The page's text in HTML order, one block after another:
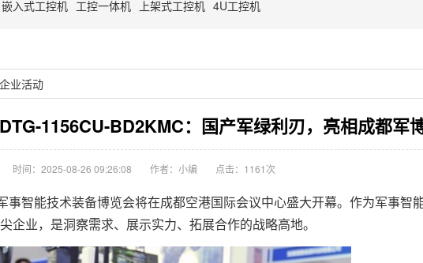
嵌入式工控机 工控一体机 上架式工控机 4U工控机
企业活动
1156CU-BD2KMC：国产军绿利刃，亮相成都军博
时间：2025-08-26 09:26:08 作者：小编 点击： 1161次
智能技术装备博览会将在成都空港国际会议中心盛大开幕。作为军事智
企业，是洞察需求、展示实力、拓展合作的战略高地。